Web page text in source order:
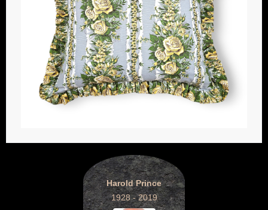
Harold Prince
1928 - 2019